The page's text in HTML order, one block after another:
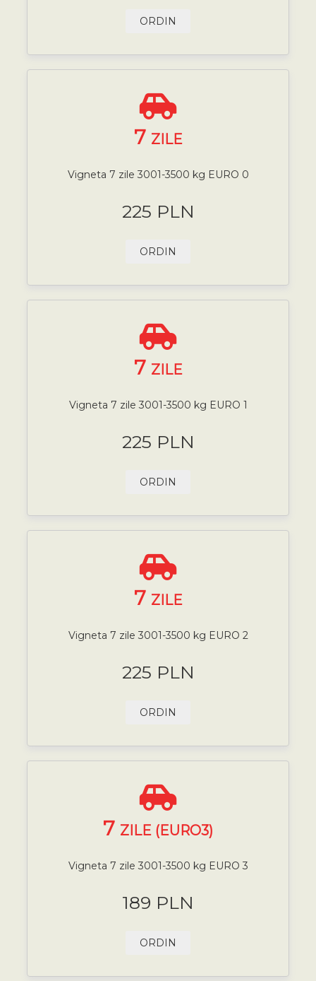
ORDIN
7 ZILE
Vigneta 7 zile 3001-3500 kg EURO 0
225 PLN
ORDIN
7 ZILE
Vigneta 7 zile 3001-3500 kg EURO 1
225 PLN
ORDIN
7 ZILE
Vigneta 7 zile 3001-3500 kg EURO 2
225 PLN
ORDIN
7 ZILE (EURO3)
Vigneta 7 zile 3001-3500 kg EURO 3
189 PLN
ORDIN